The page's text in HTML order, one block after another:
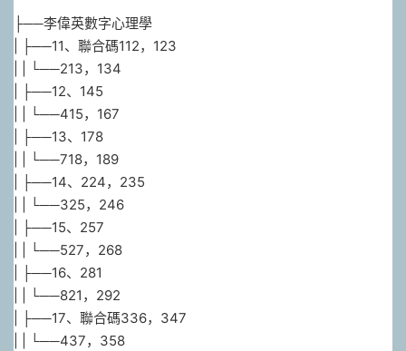
├──李偉英數字心理學
| ├──11、聯合碼112，123
| | └──213，134
| ├──12、145
| | └──415，167
| ├──13、178
| | └──718，189
| ├──14、224，235
| | └──325，246
| ├──15、257
| | └──527，268
| ├──16、281
| | └──821，292
| ├──17、聯合碼336，347
| | └──437，358